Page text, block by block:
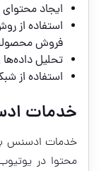
ایجاد
استفاده از
فروش
تحلیل
استفاده از
خدمات
خدمات ادسنس به
محتوا در